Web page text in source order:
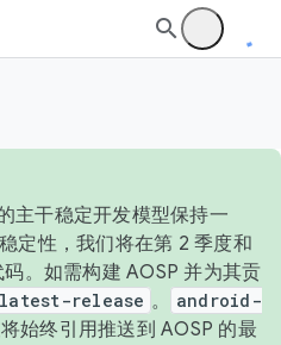
主干稳定开发模型保持一
定性，我们将在第 2 季度和
。如需构建 AOSP 并为其贡
release 。
android-
始终引用推送到 AOSP 的最